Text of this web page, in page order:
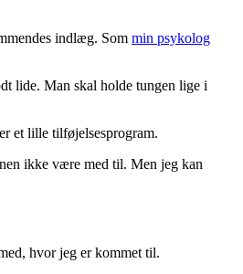
indlæg. Som min psykolog
lide. Man skal holde tungen lige i
et lille tilføjelsesprogram.
ikke være med til. Men jeg kan
hvor jeg er kommet til.